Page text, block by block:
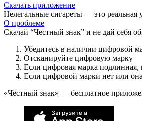
Скачать приложение
Нелегальные сигареты — это реальная
О проблеме
Скачай “Честный знак” и не дай себя
Убедитесь в наличии цифровой
Отсканируйте цифровую марку
Если цифровая марка
Если цифровой марки нет или
«Честный знак» — бесплатное